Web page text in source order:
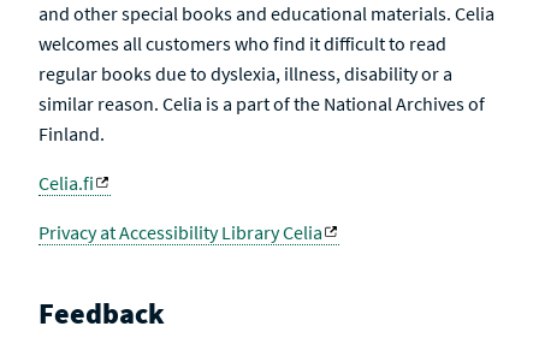
and other special books and educational materials. Celia
welcomes all customers who find it difficult to read
regular books due to dyslexia, illness, disability or a
similar reason. Celia is a part of the National Archives of
Finland.
Celia.fi
Privacy at Accessibility Library Celia
Feedback